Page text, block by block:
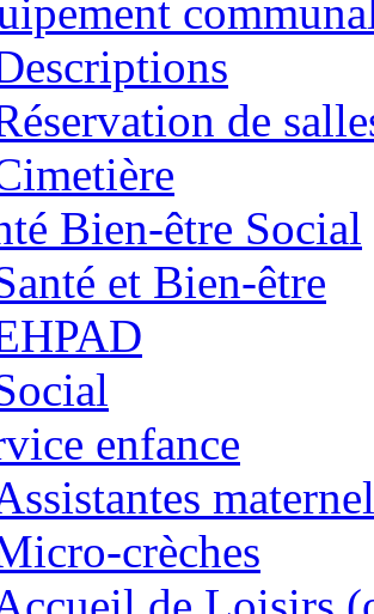
de
Bien-être Social
et Bien-être
enfance
crèches